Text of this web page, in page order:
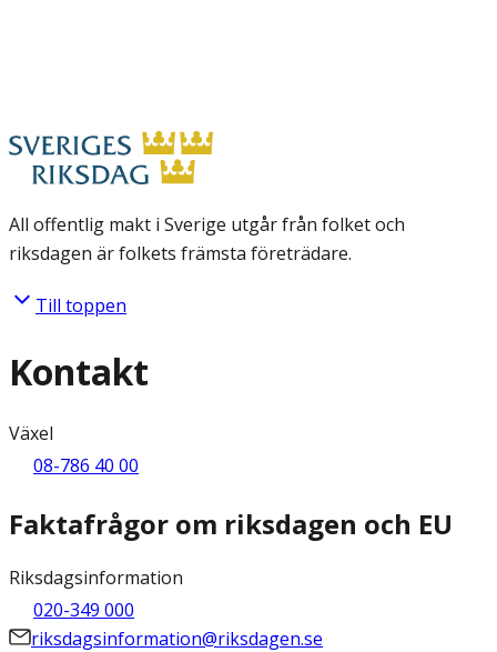
All offentlig makt i Sverige utgår från folket och
riksdagen är folkets främsta företrädare.
Till toppen
Kontakt
Växel
08-786 40 00
Faktafrågor om riksdagen och EU
Riksdagsinformation
020-349 000
riksdagsinformation@riksdagen.se